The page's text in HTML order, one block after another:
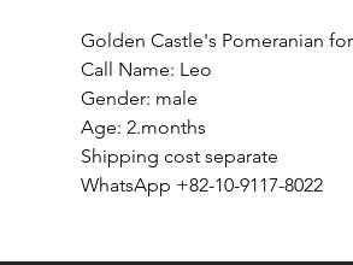
Golden Castle's Pomeranian
Call Name: Leo
Gender: male
Age: 2.months
Shipping cost separate
WhatsApp +82-10-9117-8022